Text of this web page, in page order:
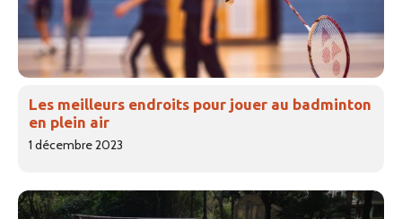
Les meilleurs endroits pour jouer au badminton
en plein air
1 décembre 2023